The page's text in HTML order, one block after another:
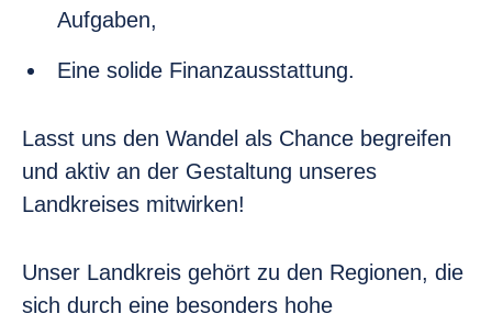
Aufgaben,
Eine solide Finanzausstattung.
Lasst uns den Wandel als Chance begreifen
und aktiv an der Gestaltung unseres
Landkreises mitwirken!
Unser Landkreis gehört zu den Regionen, die
sich durch eine besonders hohe